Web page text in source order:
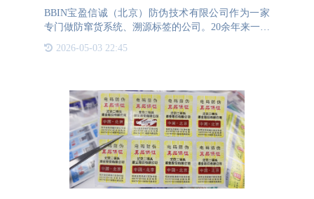
BBIN宝盈信诚（北京）防伪技术有限公司作为一家
专门做防窜货系统、溯源标签的公司。20余年来一直
BBIN宝盈信诚（北京）防伪技术有限公司有着十足
2026-05-03 22:45